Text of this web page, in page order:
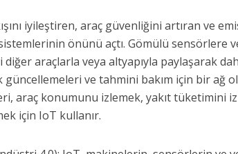
iyileştiren, araç güvenliğini artıran ve
önünü açtı. Gömülü sensörlere
araçlarla veya altyapıyla paylaşarak
güncellemeleri ve tahmini bakım için bir ağ
araç konumunu izlemek, yakıt tüketimini
için IoT kullanır.